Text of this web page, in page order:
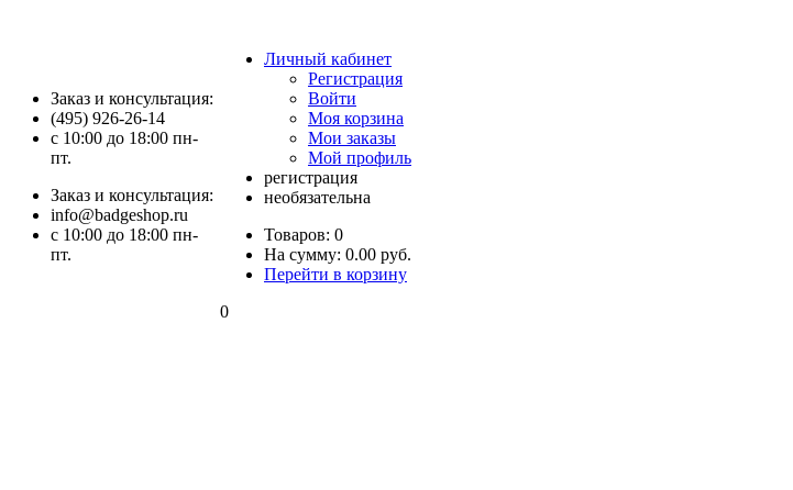
Заказ и консультация:
(495) 926-26-14
c 10:00 до 18:00 пн-
пт.
Заказ и консультация:
info@badgeshop.ru
c 10:00 до 18:00 пн-
пт.
Личный кабинет
Регистрация
Войти
Моя корзина
Мои заказы
Мой профиль
регистрация
необязательна
Товаров: 0
На сумму: 0.00 руб.
Перейти в корзину
0